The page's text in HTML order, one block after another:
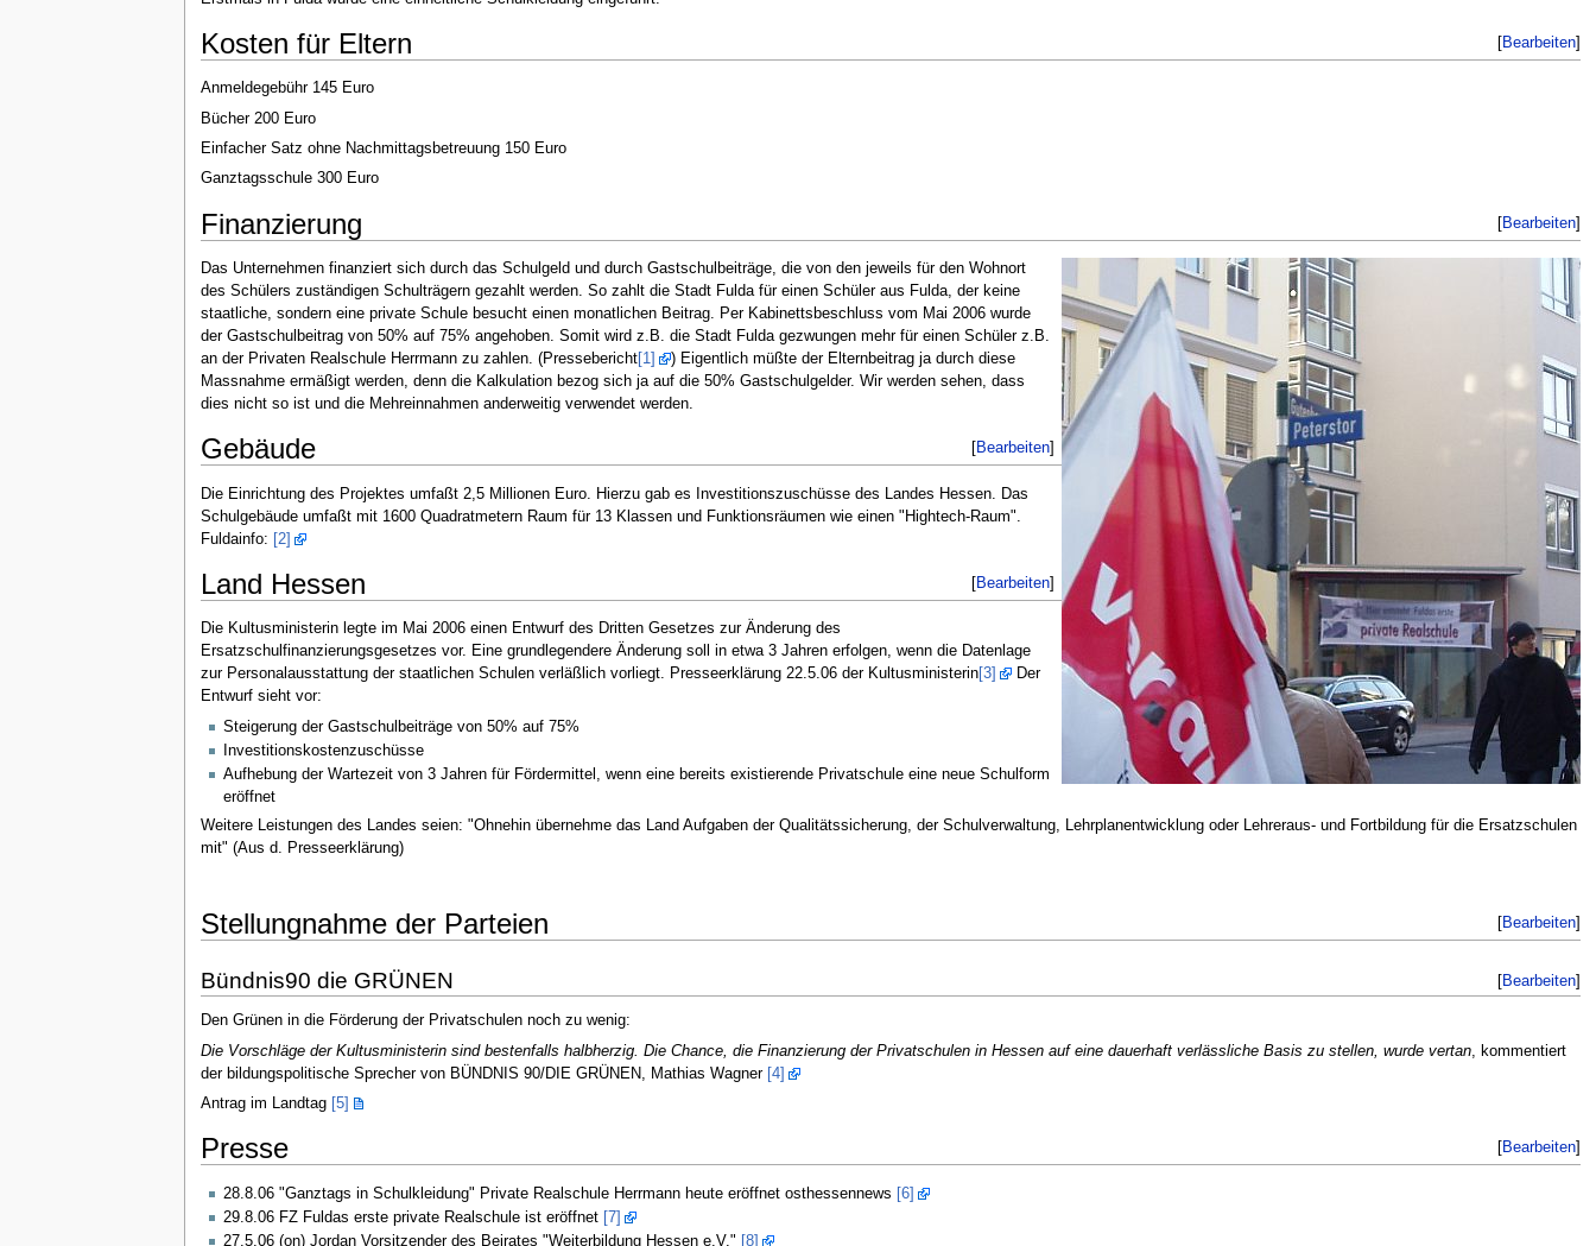
Bearbeiten
Kosten für Eltern
Anmeldegebühr 145 Euro
Bücher 200 Euro
Einfacher Satz ohne Nachmittagsbetreuung 150 Euro
Ganztagsschule 300 Euro
[Bearbeiten]
Finanzierung
Das Unternehmen finanziert sich durch das Schulgeld und durch Gastschulbeiträge, die von den jeweils für den Wohnort
des Schülers zuständigen Schulträgern gezahlt werden. So zahlt die Stadt Fulda für einen Schüler aus Fulda, der keine
staatliche, sondern eine private Schule besucht einen monatlichen Beitrag. Per Kabinettsbeschluss vom Mai 2006 wurde
der Gastschulbeitrag von 50% auf 75% angehoben. Somit wird z.B. die Stadt Fulda gezwungen mehr für einen Schüler z.B.
an der Privaten Realschule Herrmann zu zahlen. (Pressebericht[1]
) Eigentlich müßte der Elternbeitrag ja durch diese
Massnahme ermäßigt werden, denn die Kalkulation bezog sich ja auf die 50% Gastschulgelder. Wir werden sehen, dass
dies nicht so ist und die Mehreinnahmen anderweitig verwendet werden.
Bearbeiten]
Gebäude
Die Einrichtung des Projektes umfaßt 2,5 Millionen Euro. Hierzu gab es Investitionszuschüsse des Landes Hessen. Das
Schulgebäude umfaßt mit 1600 Quadratmetern Raum für 13 Klassen und Funktionsräumen wie einen "Hightech-Raum".
Fuldainfo: [2]
Bearbeiten]
Land Hessen
Die Kultusministerin legte im Mai 2006 einen Entwurf des Dritten Gesetzes zur Änderung des
Ersatzschulfinanzierungsgesetzes vor. Eine grundlegendere Änderung soll in etwa 3 Jahren erfolgen, wenn die Datenlage
zur Personalausstattung der staatlichen Schulen verläßlich vorliegt. Presseerklärung 22.5.06 der Kultusministerin[3]
Der
Entwurf sieht vor:
Steigerung der Gastschulbeiträge von 50% auf 75%
Investitionskostenzuschüsse
Aufhebung der Wartezeit von 3 Jahren für Fördermittel, wenn eine bereits existierende Privatschule eine neue Schulform
eröffnet
Weitere Leistungen des Landes seien: "Ohnehin übernehme das Land Aufgaben der Qualitätssicherung, der Schulverwaltung, Lehrplanentwicklung oder Lehreraus- und Fortbildung für die Ersatzschulen
mit" (Aus d. Presseerklärung)
[Bearbeiten]
Stellungnahme der Parteien
[Bearbeiten]
Bündnis90 die GRÜNEN
Den Grünen in die Förderung der Privatschulen noch zu wenig:
Die Vorschläge der Kultusministerin sind bestenfalls halbherzig. Die Chance, die Finanzierung der Privatschulen in Hessen auf eine dauerhaft verlässliche Basis zu stellen, wurde vertan, kommentiert
der bildungspolitische Sprecher von BÜNDNIS 90/DIE GRÜNEN, Mathias Wagner [4]
Antrag im Landtag [5]
Bearbeiten
Presse
28.8.06 "Ganztags in Schulkleidung" Private Realschule Herrmann heute eröffnet osthessennews [6]
29.8.06 FZ Fuldas erste private Realschule ist eröffnet
[7]
27.5.06 (on) Jordan Vorsitzender des Beirates "Weiterbildung Hessen e.V."
[8]